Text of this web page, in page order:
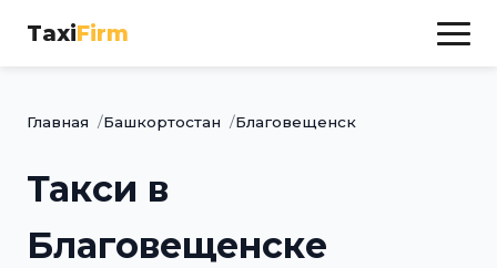
TaxiFirm
Главная Башкортостан Благовещенск
Такси в
Благовещенске